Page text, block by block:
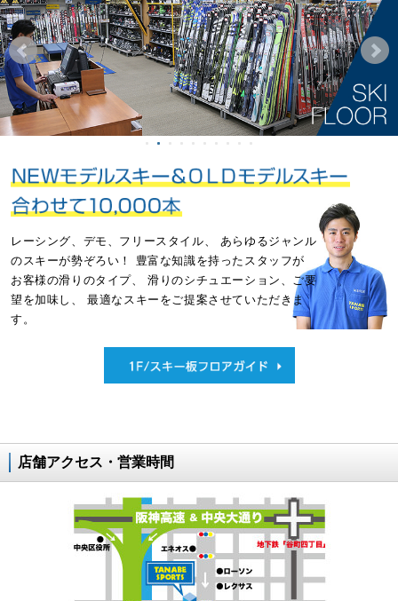
レーシング、デモ、フリースタイル、
あらゆるジャンル
のスキーが勢ぞろい！
豊富な知識を持ったスタッフが
お客様の滑りのタイプ、
滑りのシチュエーション、ご要
望を加味し、
最適なスキーをご提案させていただきま
す。
店舗アクセス・営業時間